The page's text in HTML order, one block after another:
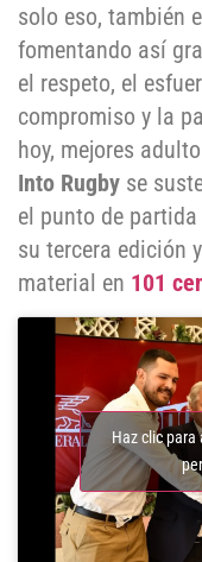
solo eso, también
fomentando así
el respeto, el
compromiso y la
hoy, mejores
Into Rugby se
el punto de
su tercera edición
material en 101
Haz clic para